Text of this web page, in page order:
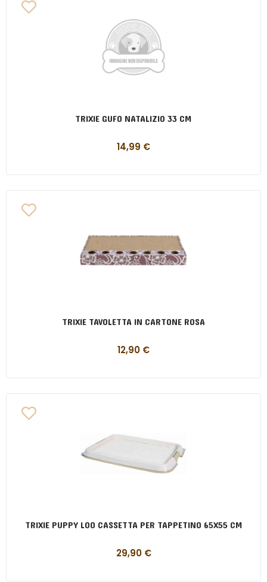
TRIXIE GUFO NATALIZIO 33 CM
14,99 €
TRIXIE TAVOLETTA IN CARTONE ROSA
12,90 €
TRIXIE PUPPY LOO CASSETTA PER TAPPETINO 65X55 CM
29,90 €